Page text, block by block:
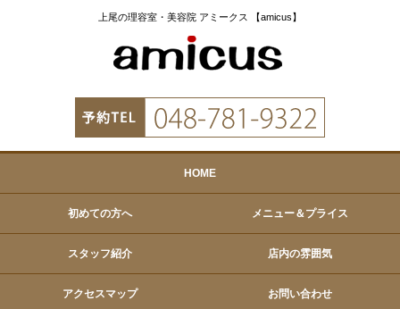
上尾の理容室・美容院 アミークス 【amicus】
HOME
初めての方へ メニュー＆プライス
スタッフ紹介 店内の雰囲気
アクセスマップ お問い合わせ